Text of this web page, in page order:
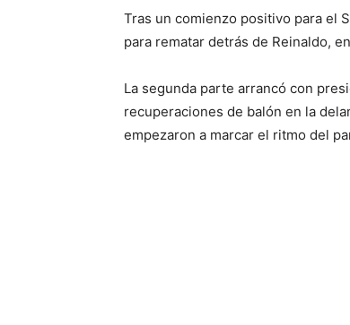
Tras un comienzo positivo para el
para rematar detrás de Reinaldo,
La segunda parte arrancó con
recuperaciones de balón en la
empezaron a marcar el ritmo del